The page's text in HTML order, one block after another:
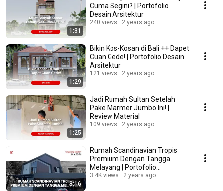
1:31
Cuma Segini? | Portofolio
Desain Arsitektur
240 views 2 years ago
1:29
Bikin Kos-Kosan di Bali ++ Dapet
Cuan Gede! | Portofolio Desain
Arsitektur
121 views 2 years ago
1:25
Jadi Rumah Sultan Setelah
Pake Marmer Jumbo Ini! |
Review Material
109 views 2 years ago
8:16
Rumah Scandinavian Tropis
Premium Dengan Tangga
Melayang | Portofolio
Konstruksi Bangunan
3.4K views 2 years ago